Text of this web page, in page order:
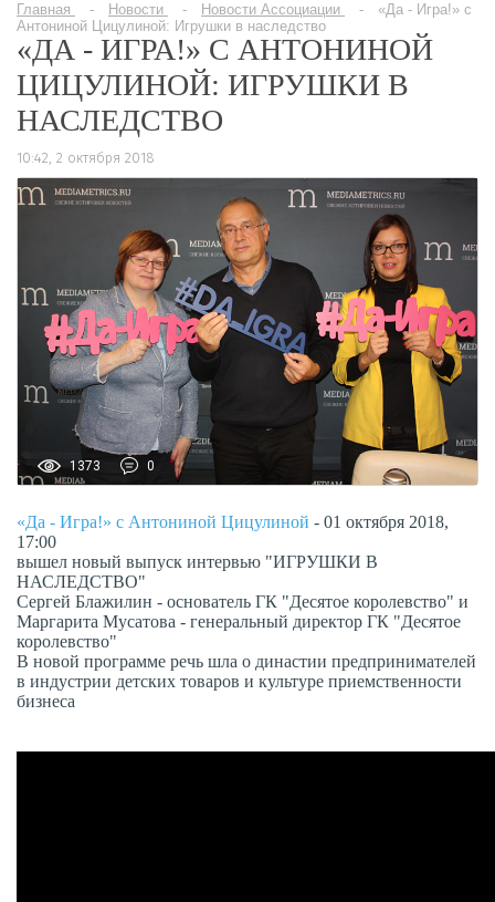
Главная Новости Новости Ассоциации
«Да - Игра!» с
Антониной Цицулиной: Игрушки в наследство
«ДА - ИГРА!» С АНТОНИНОЙ
ЦИЦУЛИНОЙ: ИГРУШКИ В
НАСЛЕДСТВО
10:42, 2 октября 2018
1373 0
«Да - Игра!» с Антониной Цицулиной - 01 октября 2018,
17:00
вышел новый выпуск интервью "ИГРУШКИ В
НАСЛЕДСТВО"
Сергей Блажилин - основатель ГК "Десятое королевство" и
Маргарита Мусатова - генеральный директор ГК "Десятое
королевство"
В новой программе речь шла о династии предпринимателей
в индустрии детских товаров и культуре приемственности
бизнеса